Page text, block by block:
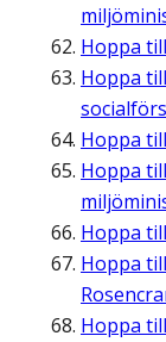
Hoppa till
Hoppa till
Hoppa till
Hoppa till
Hoppa till
Hoppa till
Hoppa till